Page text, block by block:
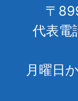
〒
代表
月曜日